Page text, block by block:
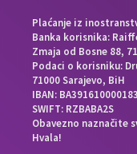
Plaćanje iz
Banka korisnika:
Zmaja od Bosne 88,
Podaci o korisniku:
71000 Sarajevo, BiH
IBAN:
SWIFT: RZBABA2S
Obavezno naznačite
Hvala!